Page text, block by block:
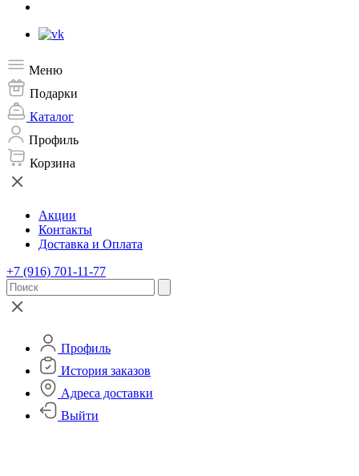
Меню
Подарки
Каталог
Профиль
Корзина
Акции
Контакты
Доставка и Оплата
+7 (916) 701-11-77
Профиль
История заказов
Адреса доставки
Выйти